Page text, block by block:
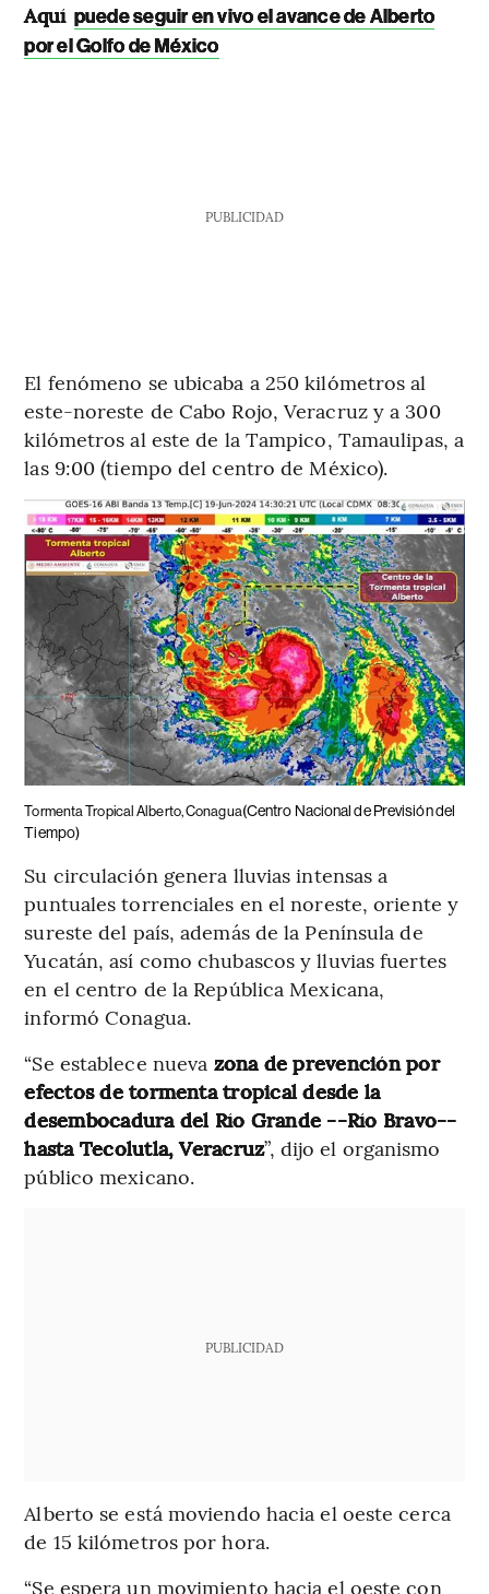
Aquí puede seguir en vivo el avance de Alberto
por el Golfo de México
PUBLICIDAD
El fenómeno se ubicaba a 250 kilómetros al
este-noreste de Cabo Rojo, Veracruz y a 300
kilómetros al este de la Tampico, Tamaulipas, a
las 9:00 (tiempo del centro de México).
Tormenta Tropical Alberto, Conagua(Centro Nacional de Previsión del
Tiempo)
Su circulación genera lluvias intensas a
puntuales torrenciales en el noreste, oriente y
sureste del país, además de la Península de
Yucatán, así como chubascos y lluvias fuertes
en el centro de la República Mexicana,
informó Conagua.
“Se establece nueva zona de prevención por
efectos de tormenta tropical desde la
desembocadura del Río Grande --Río Bravo--
hasta Tecolutla, Veracruz”, dijo el organismo
público mexicano.
PUBLICIDAD
Alberto se está moviendo hacia el oeste cerca
de 15 kilómetros por hora.
“Se espera un movimiento hacia el oeste con